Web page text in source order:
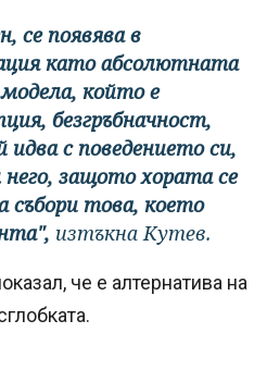
се появява в
като абсолютната
който е
безгръбначност,
с поведението си,
защото хората се
събори това, което
изтъкна Кутев.
че е алтернатива на